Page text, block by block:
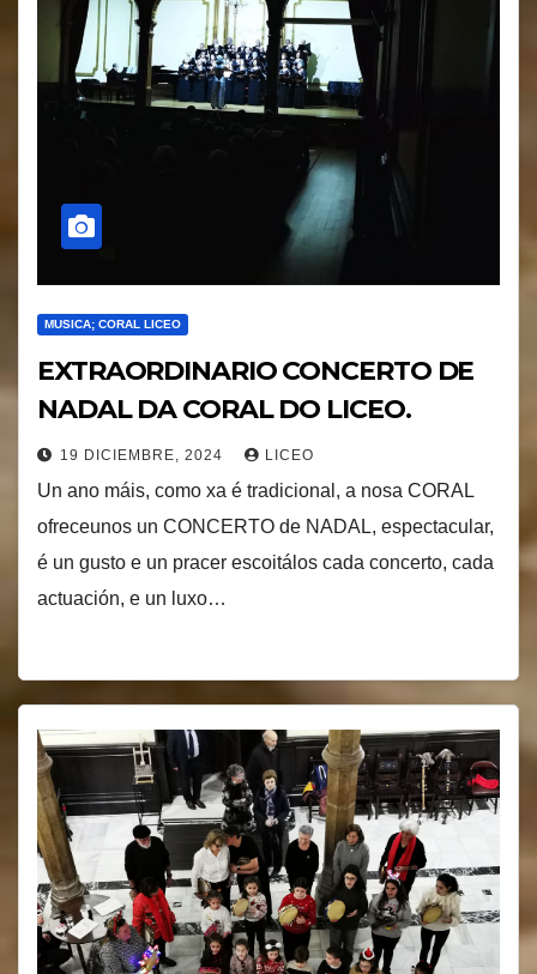
MUSICA; CORAL LICEO
EXTRAORDINARIO CONCERTO DE
NADAL DA CORAL DO LICEO.
19 DICIEMBRE, 2024 LICEO
Un ano máis, como xa é tradicional, a nosa CORAL
ofreceunos un CONCERTO de NADAL, espectacular,
é un gusto e un pracer escoitálos cada concerto, cada
actuación, e un luxo…